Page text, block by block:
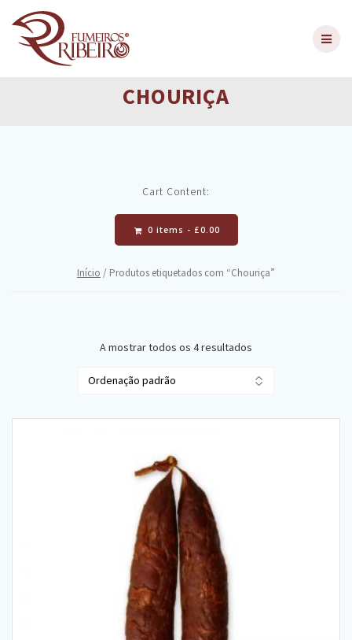
CHOURIÇA
Cart Content:
0 items - £0.00
Início / Produtos etiquetados com “Chouriça”
A mostrar todos os 4 resultados